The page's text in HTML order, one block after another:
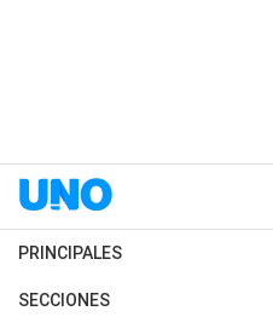
PRINCIPALES
Últimas Noticias
SECCIONES